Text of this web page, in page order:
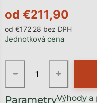
od €211,90
od €172,28 bez DPH
Jednotková cena:
+
−
Výhody a